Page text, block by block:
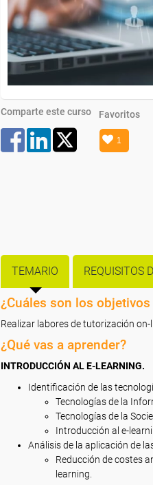
Comparte este curso Favoritos
1
TEMARIO REQUISITOS
¿Cuáles son los
Realizar labores de tutorización
¿Qué vas a aprender?
INTRODUCCIÓN AL E-LEARNING.
Identificación de las
Tecnologías de la
Tecnologías de la
Introducción al e-
Análisis de la aplicación de
Reducción de costes
learning.